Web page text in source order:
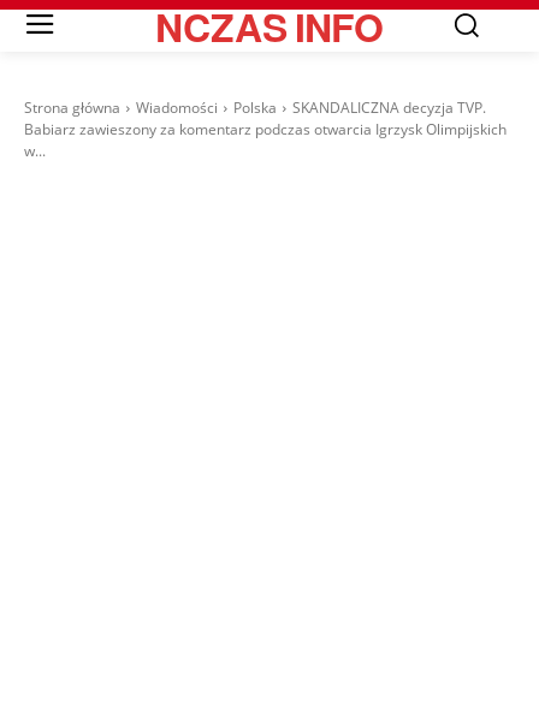
NCZASINFO
Strona główna Wiadomości Polska
SKANDALICZNA decyzja TVP.
Babiarz zawieszony za komentarz podczas otwarcia Igrzysk Olimpijskich
w...